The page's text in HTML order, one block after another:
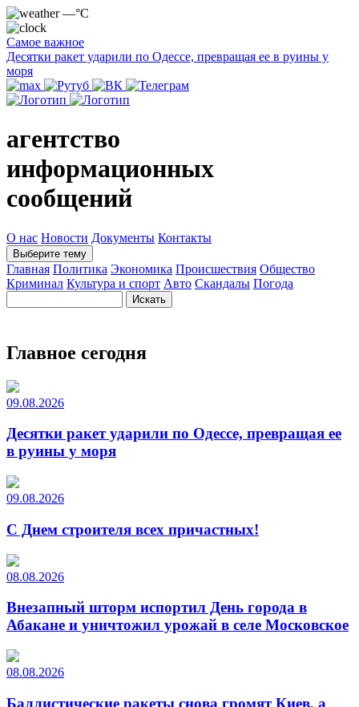
—°C
Самое важное
Десятки ракет ударили по Одессе, превращая ее в руины у
моря
агентство
информационных
сообщений
О нас Новости Документы Контакты
Выберите тему
Главная Политика Экономика Происшествия Общество
Криминал Культура и спорт Авто Скандалы Погода
Главное сегодня
09.08.2026
Десятки ракет ударили по Одессе, превращая ее
в руины у моря
09.08.2026
С Днем строителя всех причастных!
08.08.2026
Внезапный шторм испортил День города в
Абакане и уничтожил урожай в селе Московское
08.08.2026
Баллистические ракеты снова громят Киев, а